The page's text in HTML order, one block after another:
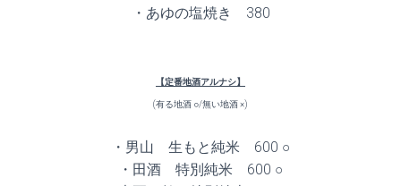
・あゆの塩焼き 380
【定番地酒アルナシ】
(有る地酒 ○/無い地酒 ×)
・男山 生もと純米 600 ○
・田酒 特別純米 600 ○